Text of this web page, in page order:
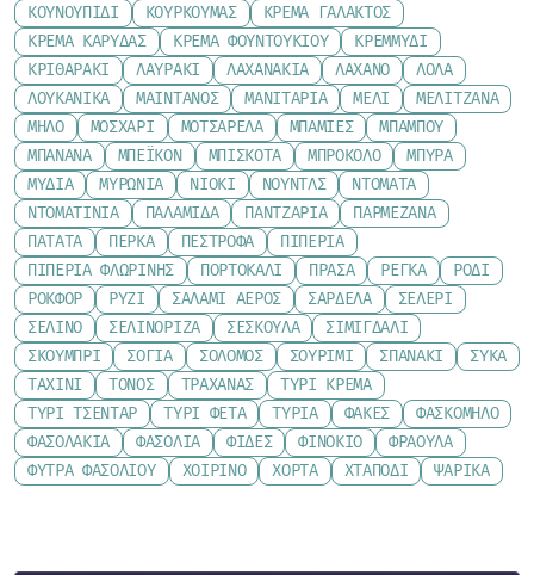
ΚΟΥΝΟΥΠΊΔΙ
ΚΟΥΡΚΟΥΜΆΣ
ΚΡΈΜΑ ΓΆΛΑΚΤΟΣ
ΚΡΈΜΑ ΚΑΡΎΔΑΣ
ΚΡΈΜΑ ΦΟΥΝΤΟΥΚΙΟΎ
ΚΡΕΜΜΎΔΙ
ΚΡΙΘΑΡΆΚΙ
ΛΑΥΡΆΚΙ ΛΑΧΑΝΆΚΙΑ ΛΆΧΑΝΟ
ΛΌΛΑ
ΛΟΥΚΆΝΙΚΑ
ΜΑΙΝΤΑΝΌΣ ΜΑΝΙΤΆΡΙΑ ΜΈΛΙ
ΜΕΛΙΤΖΆΝΑ
ΜΉΛΟ
ΜΟΣΧΆΡΙ ΜΟΤΣΑΡΈΛΑ ΜΠΆΜΙΕΣ
ΜΠΑΜΠΟΎ
ΜΠΑΝΆΝΑ
ΜΠΈΙΚΟΝ ΜΠΙΣΚΌΤΑ ΜΠΡΌΚΟΛΟ
ΜΠΎΡΑ
ΜΎΔΙΑ
ΜΥΡΏΝΙΑ ΝΙΌΚΙ ΝΟΎΝΤΛΣ
ΝΤΟΜΆΤΑ
ΝΤΟΜΑΤΊΝΙΑ
ΠΑΛΑΜΊΔΑ ΠΑΝΤΖΆΡΙΑ
ΠΑΡΜΕΖΆΝΑ
ΠΑΤΆΤΑ
ΠΈΡΚΑ ΠΈΣΤΡΟΦΑ
ΠΙΠΕΡΙΆ
ΠΙΠΕΡΙΆ ΦΛΩΡΊΝΗΣ
ΠΟΡΤΟΚΆΛΙ ΠΡΆΣΑ ΡΈΓΚΑ
ΡΌΔΙ
ΡΟΚΦΌΡ
ΡΎΖΙ ΣΑΛΆΜΙ ΑΈΡΟΣ ΣΑΡΔΈΛΑ
ΣΈΛΕΡΙ
ΣΈΛΙΝΟ
ΣΕΛΙΝΌΡΙΖΑ ΣΈΣΚΟΥΛΑ
ΣΙΜΙΓΔΆΛΙ
ΣΚΟΥΜΠΡΊ
ΣΌΓΙΑ ΣΟΛΟΜΌΣ ΣΟΥΡΊΜΙ ΣΠΑΝΆΚΙ
ΣΎΚΑ
ΤΑΧΊΝΙ
ΤΌΝΟΣ ΤΡΑΧΑΝΆΣ
ΤΥΡΊ ΚΡΈΜΑ
ΤΥΡΊ ΤΣΈΝΤΑΡ
ΤΥΡΊ ΦΈΤΑ ΤΥΡΙΆ ΦΑΚΈΣ
ΦΑΣΚΌΜΗΛΟ
ΦΑΣΟΛΆΚΙΑ
ΦΑΣΌΛΙΑ ΦΙΔΈΣ ΦΙΝΌΚΙΟ
ΦΡΆΟΥΛΑ
ΦΎΤΡΑ ΦΑΣΟΛΙΟΎ
ΧΟΙΡΙΝΌ ΧΌΡΤΑ ΧΤΑΠΌΔΙ ΨΑΡΙΚΆ